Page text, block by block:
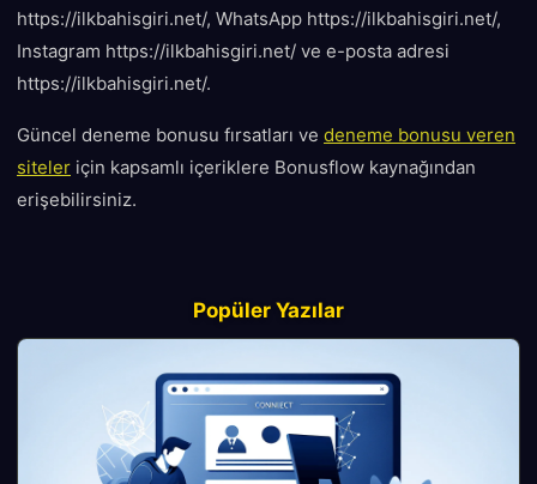
https://ilkbahisgiri.net/, WhatsApp https://ilkbahisgiri.net/,
Instagram https://ilkbahisgiri.net/ ve e-posta adresi
https://ilkbahisgiri.net/.
Güncel deneme bonusu fırsatları ve deneme bonusu veren
siteler için kapsamlı içeriklere Bonusflow kaynağından
erişebilirsiniz.
Popüler Yazılar